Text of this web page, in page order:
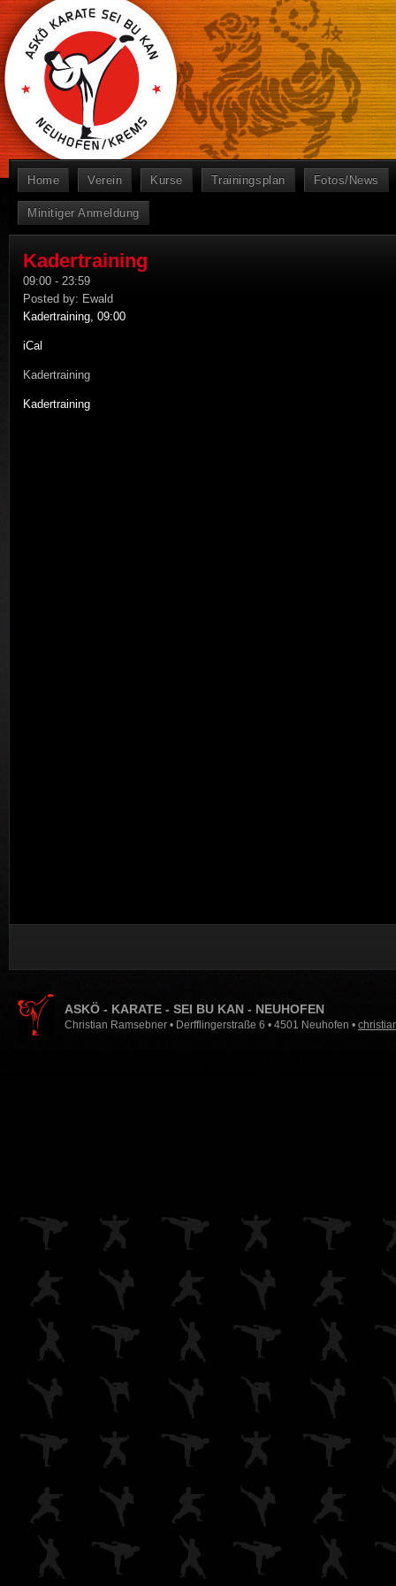
Home Verein Kurse Trainingsplan Fotos/News
Minitiger Anmeldung
Kadertraining
09:00 - 23:59
Posted by: Ewald
Kadertraining, 09:00
iCal
Kadertraining
Kadertraining
ASKÖ - KARATE - SEI BU KAN - NEUHOFEN
Christian Ramsebner • Derfflingerstraße 6 • 4501 Neuhofen •